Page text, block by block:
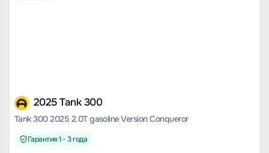
2025 Tank 300
Tank 300 2025 2.0T gasoline Version Conqueror
Гарантия 1 - 3 года